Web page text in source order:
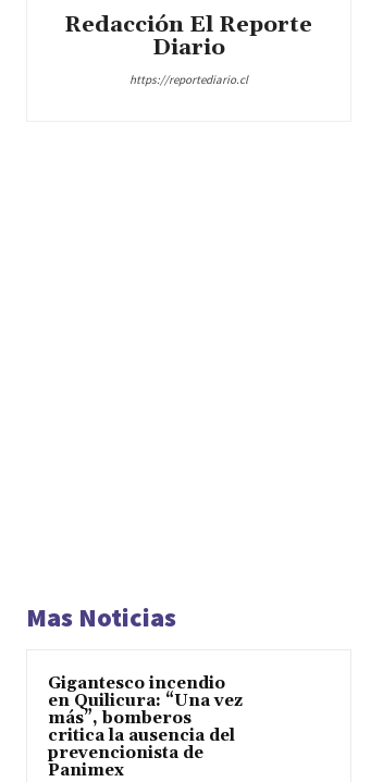
Redacción El Reporte
Diario
https://reportediario.cl
Mas Noticias
Gigantesco incendio
en Quilicura: “Una vez
más”, bomberos
critica la ausencia del
prevencionista de
Panimex